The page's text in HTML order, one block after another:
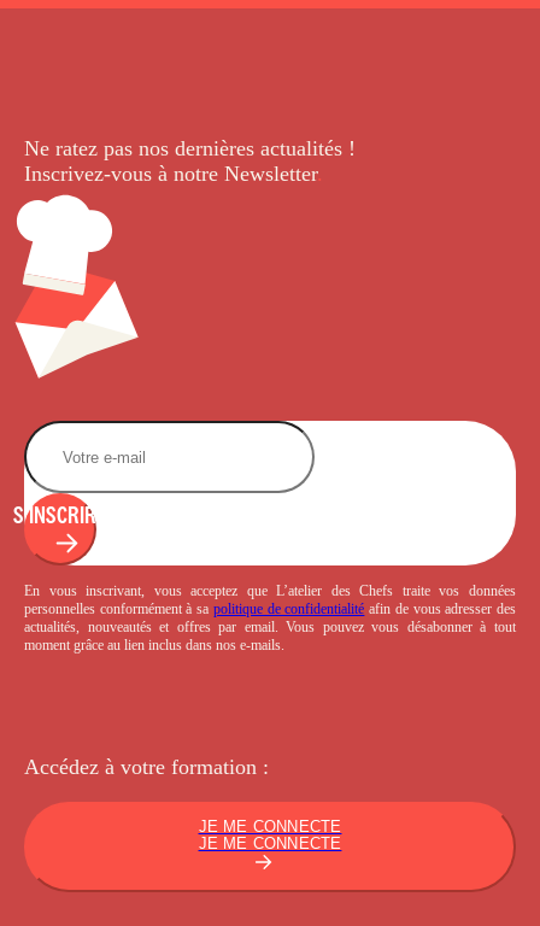
Ne ratez pas nos dernières actualités !
Inscrivez-vous à notre Newsletter.
S'INSCRIRE
En vous inscrivant, vous acceptez que L’atelier des Chefs traite vos données
personnelles conformément à sa politique de confidentialité afin de vous adresser des
actualités, nouveautés et offres par email. Vous pouvez vous désabonner à tout
moment grâce au lien inclus dans nos e-mails.
Accédez à votre formation :
JE ME CONNECTE
JE ME CONNECTE